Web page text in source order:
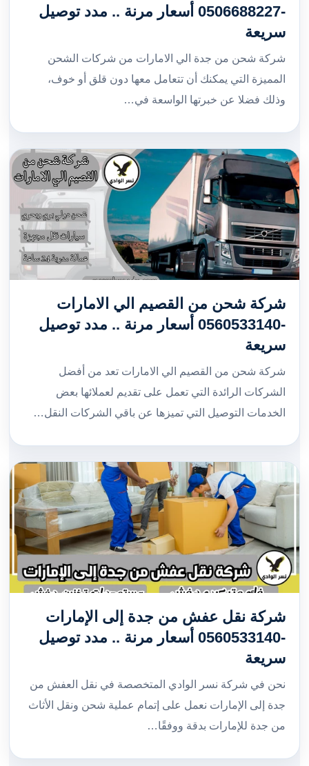
-0506688227 أسعار مرنة .. مدد توصيل
سريعة
شركة شحن من جدة الي الامارات من شركات الشحن
المميزة التي يمكنك أن تتعامل معها دون قلق أو خوف،
وذلك فضلا عن خبرتها الواسعة في…
شركة شحن من القصيم الي الامارات
-0560533140 أسعار مرنة .. مدد توصيل
سريعة
شركة شحن من القصيم الي الامارات تعد من أفضل
الشركات الرائدة التي تعمل على تقديم لعملائها بعض
الخدمات التوصيل التي تميزها عن باقي الشركات النقل…
شركة نقل عفش من جدة إلى الإمارات
-0560533140 أسعار مرنة .. مدد توصيل
سريعة
نحن في شركة نسر الوادي المتخصصة في نقل العفش من
جدة إلى الإمارات نعمل على إتمام عملية شحن ونقل الأثاث
من جدة للإمارات بدقة ووفقًا…